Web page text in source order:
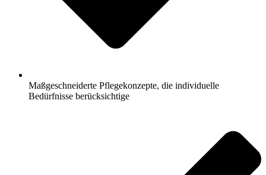
Maßgeschneiderte Pflegekonzepte, die individuelle
Bedürfnisse berücksichtige